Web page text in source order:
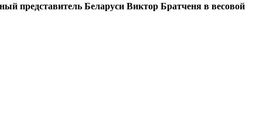
представитель Беларуси Виктор Братченя в весовой